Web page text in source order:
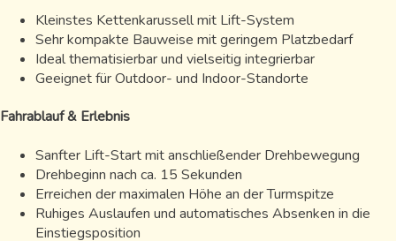
Kleinstes Kettenkarussell mit Lift-System
Sehr kompakte Bauweise mit geringem Platzbedarf
Ideal thematisierbar und vielseitig integrierbar
Geeignet für Outdoor- und Indoor-Standorte
Fahrablauf & Erlebnis
Sanfter Lift-Start mit anschließender Drehbewegung
Drehbeginn nach ca. 15 Sekunden
Erreichen der maximalen Höhe an der Turmspitze
Ruhiges Auslaufen und automatisches Absenken in die
Einstiegsposition